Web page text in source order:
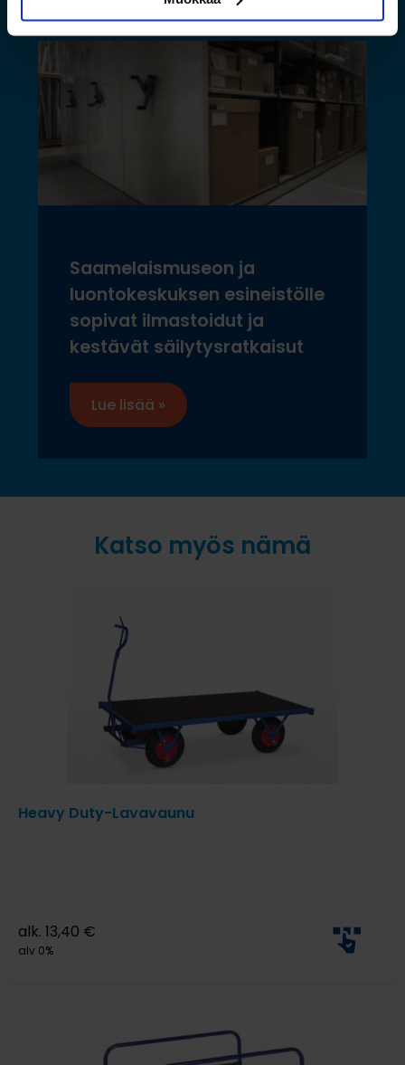
Saamelaismuseon ja
luontokeskuksen esineistölle
sopivat ilmastoidut ja
kestävät säilytysratkaisut
Lue lisää »
Katso myös nämä
Heavy Duty-Lavavaunu
alk. 13,40 €
alv 0%